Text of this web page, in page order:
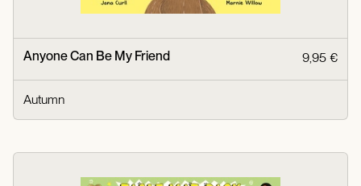
Anyone Can Be My Friend 9,95 €
Autumn